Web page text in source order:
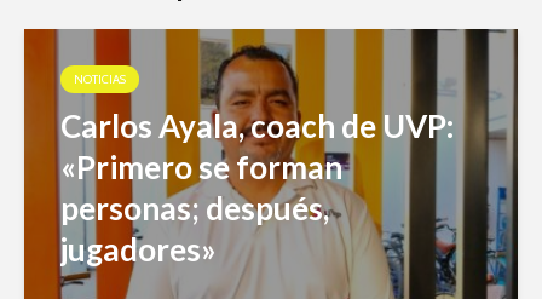
NOTICIAS
Carlos Ayala, coach de UVP:
«Primero se forman
personas; después,
jugadores»